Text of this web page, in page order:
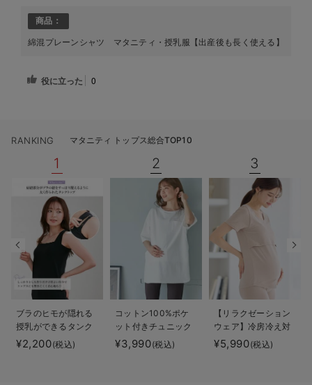
商品：
綿混プレーンシャツ マタニティ・授乳服【出産後も長く使える】
役に立った 0
RANKING マタニティ トップス総合TOP10
1
ブラのヒモが隠れる
授乳ができるタンク
トップ 抗菌防臭
綿混モダール
¥2,200(税込)
2
コットン100%ポケ
ット付きチュニック
トップス マタニテ
ィ・授乳服【出産後
¥3,990(税込)
3
【リラクゼーション
ウェア】冷房冷え対
策 保温＆リカバリ
ーサポート
¥5,990(税込)